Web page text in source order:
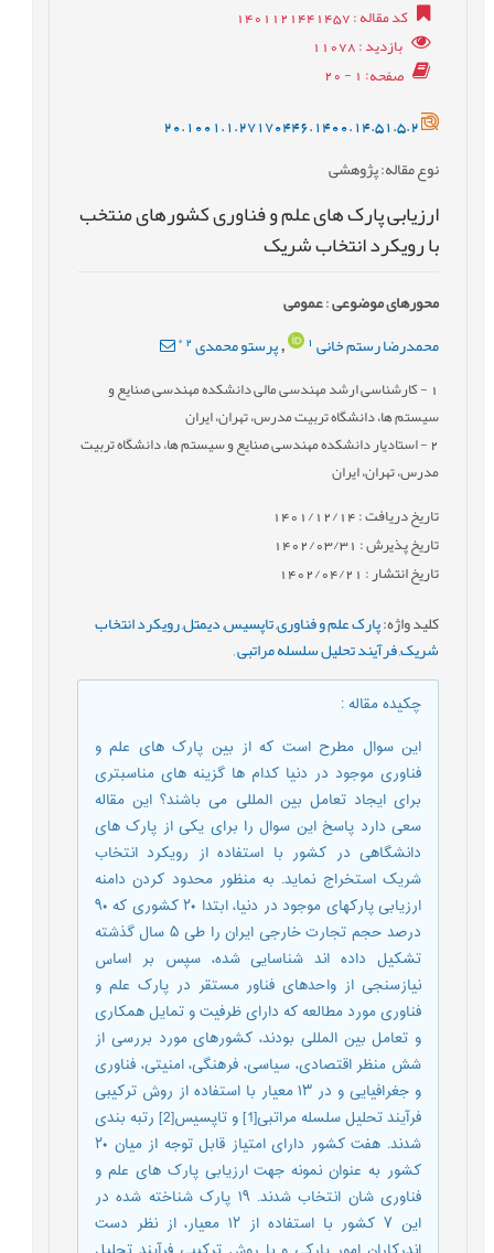
کد مقاله: 1401121441457
بازدید: 11078
صفحه: 1 - 20
20.1001.1.27170446.1400.14.51.5.2
نوع مقاله: پژوهشی
ارزیابی پارک های علم و فناوری کشورهای منتخب
با رویکرد انتخاب شریک
محورهای موضوعی:عمومى
محمدرضا رستم خانی
,پرستو محمدی 2
*
- کارشناسی ارشد مهندسی مالی دانشکده مهندسی صنایع و
سیستم ها، دانشگاه تربیت مدرس، تهران، ایران
2- استادیار دانشکده مهندسی صنایع و سیستم ها، دانشگاه تربیت
مدرس، تهران، ایران
تاریخ دریافت : 1401/12/14
تاریخ پذیرش : 1402/03/31
تاریخ انتشار : 1402/04/21
کلید واژه:پارک علم و فناوری,تاپسیس,دیمتل,رویکرد انتخاب
شریک,فرآیند تحلیل سلسله مراتبی,
چکیده مقاله:
این سوال مطرح است که از بین پارک های علم و
فناوری موجود در دنیا کدام ها گزینه های مناسبتری
برای ایجاد تعامل بین المللی می باشند؟ این مقاله
سعی دارد پاسخ این سوال را برای یکی از پارک های
دانشگاهی در کشور با استفاده از رویکرد انتخاب
شریک استخراج نماید. به منظور محدود کردن دامنه
ارزیابی پارکهای موجود در دنیا، ابتدا ۲۰ کشوری که ۹۰
درصد حجم تجارت خارجی ایران را طی ۵ سال گذشته
تشکیل داده اند شناسایی شده، سپس بر اساس
نیازسنجی از واحدهای فناور مستقر در پارک علم و
فناوری مورد مطالعه که دارای ظرفیت و تمایل همکاری
و تعامل بین المللی بودند، کشورهای مورد بررسی از
شش منظر اقتصادی، سیاسی، فرهنگی، امنیتی، فناوری
و جغرافیایی و در ۱۳ معیار با استفاده از روش ترکیبی
فرآیند تحلیل سلسله مراتبی[1] و تاپسیس[2] رتبه بندی
شدند. هفت کشور دارای امتیاز قابل توجه از میان ۲۰
کشور به عنوان نمونه جهت ارزیابی پارک های علم و
فناوری شان انتخاب شدند. ۱۹ پارک شناخته شده در
این ۷ کشور با استفاده از ۱۲ معیار، از نظر دست